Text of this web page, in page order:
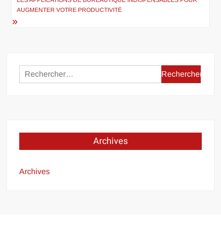
AUGMENTER VOTRE PRODUCTIVITÉ
Rechercher :
Archives
Archives